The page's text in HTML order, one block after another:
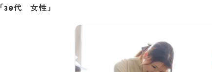
「30代 女性」